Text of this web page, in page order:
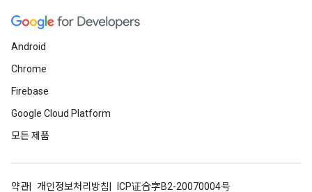
Android
Chrome
Firebase
Google Cloud Platform
모든 제품
약관 개인정보처리방침 ICP证合字B2-20070004号